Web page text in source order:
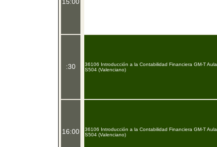
:30
16:00
36106 Introducción a la Contabilidad Financiera GM-T Aula
S504 (Valenciano)
36106 Introducción a la Contabilidad Financiera GM-T Aula
S504 (Valenciano)